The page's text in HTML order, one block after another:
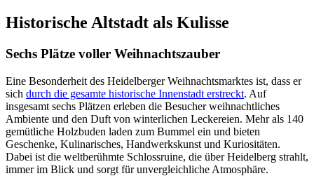
Historische Altstadt als Kulisse
Sechs Plätze voller Weihnachtszauber
Eine Besonderheit des Heidelberger Weihnachtsmarktes ist, dass er
sich durch die gesamte historische Innenstadt erstreckt. Auf
insgesamt sechs Plätzen erleben die Besucher weihnachtliches
Ambiente und den Duft von winterlichen Leckereien. Mehr als 140
gemütliche Holzbuden laden zum Bummel ein und bieten
Geschenke, Kulinarisches, Handwerkskunst und Kuriositäten.
Dabei ist die weltberühmte Schlossruine, die über Heidelberg strahlt,
immer im Blick und sorgt für unvergleichliche Atmosphäre.